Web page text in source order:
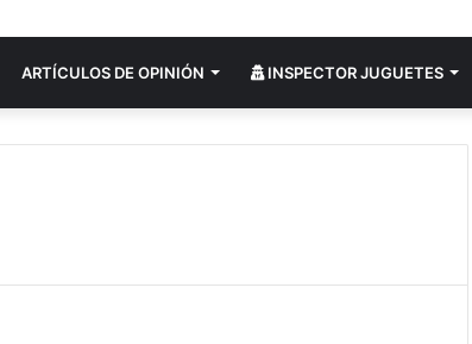
ARTÍCULOS DE OPINIÓN INSPECTOR JUGUETES